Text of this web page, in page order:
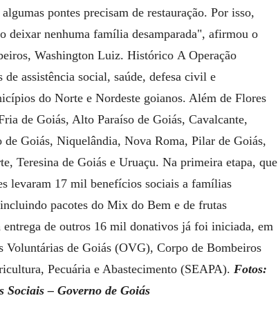
pontes precisam de restauração. Por isso,
deixar nenhuma família desamparada", afirmou o
Washington Luiz. Histórico A Operação
assistência social, saúde, defesa civil e
do Norte e Nordeste goianos. Além de Flores
de Goiás, Alto Paraíso de Goiás, Cavalcante,
Goiás, Niquelândia, Nova Roma, Pilar de Goiás,
Teresina de Goiás e Uruaçu. Na primeira etapa, que
levaram 17 mil benefícios sociais a famílias
pacotes do Mix do Bem e de frutas
entrega de outros 16 mil donativos já foi iniciada, em
Voluntárias de Goiás (OVG), Corpo de Bombeiros
Pecuária e Abastecimento (SEAPA). Fotos:
Sociais – Governo de Goiás